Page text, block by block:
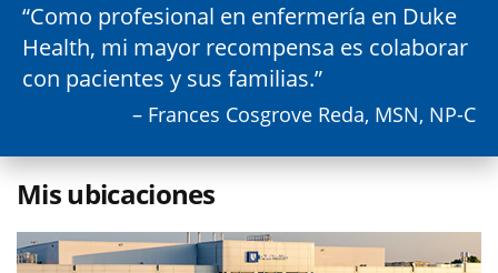
Como profesional en enfermería en Duke
Health, mi mayor recompensa es colaborar
con pacientes y sus familias.
– Frances Cosgrove Reda, MSN, NP-C
Mis ubicaciones